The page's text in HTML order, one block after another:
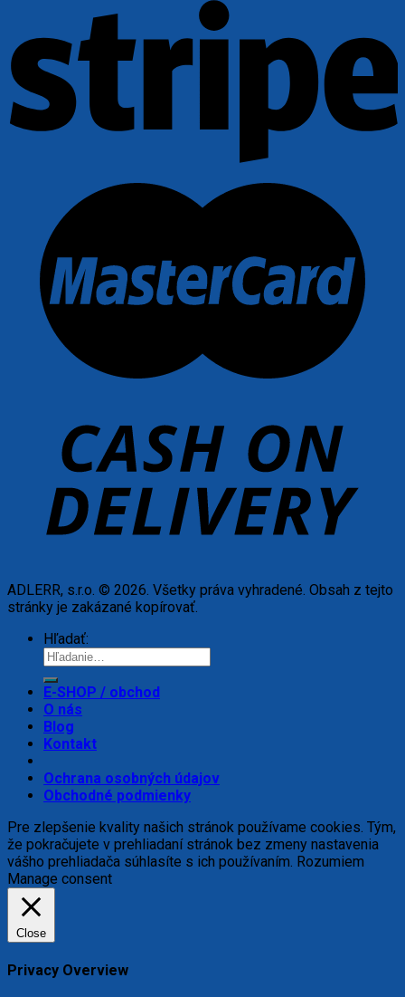
ADLERR, s.r.o. © 2026. Všetky práva vyhradené. Obsah z tejto
stránky je zakázané kopírovať.
Hľadať:
E-SHOP / obchod
O nás
Blog
Kontakt
Ochrana osobných údajov
Obchodné podmienky
Pre zlepšenie kvality našich stránok používame cookies. Tým,
že pokračujete v prehliadaní stránok bez zmeny nastavenia
vášho prehliadača súhlasíte s ich používaním. Rozumiem
Manage consent
Close
Privacy Overview